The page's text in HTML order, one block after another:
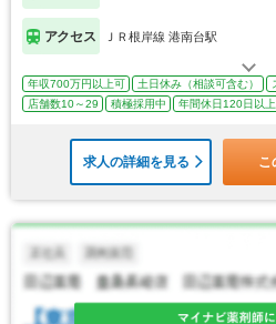
アクセス ＪＲ根岸線 港南台駅
年収700万円以上可 土日休み（相談可含む）
店舗数10～29
積極採用中 年間休日120日以上
求人の詳細を見る こ